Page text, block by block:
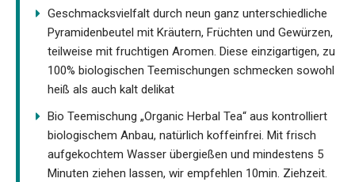
Geschmacksvielfalt durch neun ganz unterschiedliche
Pyramidenbeutel mit Kräutern, Früchten und Gewürzen,
teilweise mit fruchtigen Aromen. Diese einzigartigen, zu
100% biologischen Teemischungen schmecken sowohl
heiß als auch kalt delikat
Bio Teemischung „Organic Herbal Tea“ aus kontrolliert
biologischem Anbau, natürlich koffeinfrei. Mit frisch
aufgekochtem Wasser übergießen und mindestens 5
Minuten ziehen lassen, wir empfehlen 10min. Ziehzeit.